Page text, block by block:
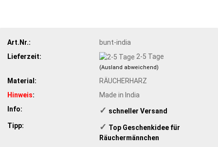
Art.Nr.:
bunt-india
Lieferzeit:
2-5 Tage
(Ausland abweichend)
Material:
RÄUCHERHARZ
Hinweis:
Made in India
Info:
✓ schneller Versand
Tipp:
✓ ​Top Geschenkidee für
Räuchermännchen